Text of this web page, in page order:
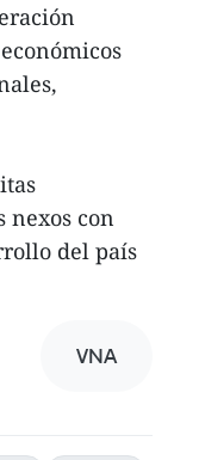
con
del país
VNA